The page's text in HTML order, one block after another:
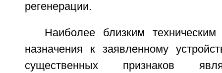
регенерации.
Наиболее близким
назначения к заявленному
существенных признаков